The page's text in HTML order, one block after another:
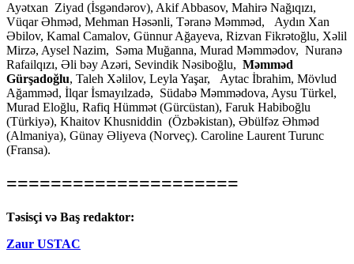
Ayətxan Ziyad (İsgəndərov), Akif Abbasov, Mahirə Nağıqızı,
Vüqar Əhməd, Mehman Həsənli, Təranə Məmməd, Aydın Xan
Əbilov, Kamal Camalov, Günnur Ağayeva, Rizvan Fikrətoğlu, Xəlil
Mirzə, Aysel Nazim, Səma Muğanna, Murad Məmmədov, Nuranə
Rafailqızı, Əli bəy Azəri, Sevindik Nəsiboğlu, Məmməd
Gürşadoğlu, Taleh Xəlilov, Leyla Yaşar, Aytac İbrahim, Mövlud
Ağamməd, İlqar İsmayılzadə, Südabə Məmmədova, Aysu Türkel,
Murad Eloğlu, Rafiq Hümmət (Gürcüstan), Faruk Habiboğlu
(Türkiyə), Khaitov Khusniddin (Özbəkistan), Əbülfəz Əhməd
(Almaniya), Günay Əliyeva (Norveç). Caroline Laurent Turunc
(Fransa).
=====================
Təsisçi və Baş redaktor:
Zaur USTAC